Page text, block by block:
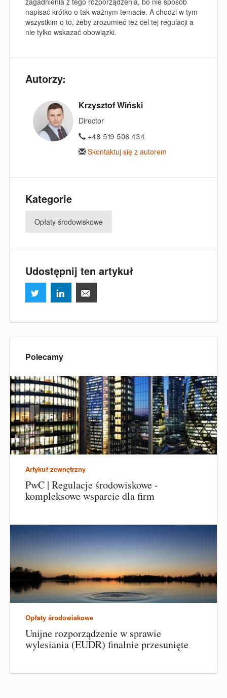
napisać krótko o tak ważnym temacie. A chodzi w tym
wszystkim o to, żeby zrozumieć też cel tej regulacji a
nie tylko wskazać obowiązki.
Autorzy:
Krzysztof Wiński
Director
+48 519 506 434
Skontaktuj się z autorem
Kategorie
Opłaty środowiskowe
Udostępnij ten artykuł
Polecamy
Artykuł zewnętrzny
PwC | Regulacje środowiskowe -
kompleksowe wsparcie dla firm
Opłaty środowiskowe
Unijne rozporządzenie w sprawie
wylesiania (EUDR) finalnie przesunięte